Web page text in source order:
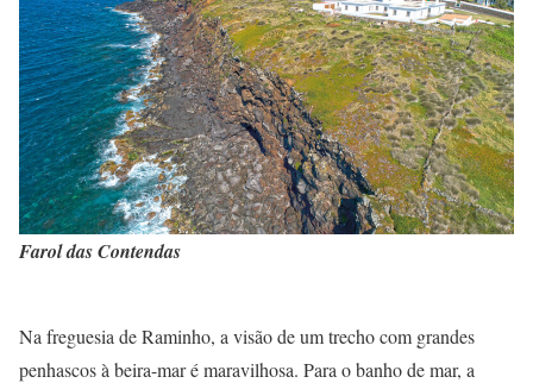
Farol das Contendas
Na freguesia de Raminho, a visão de um trecho com grandes
penhascos à beira-mar é maravilhosa. Para o banho de mar, a